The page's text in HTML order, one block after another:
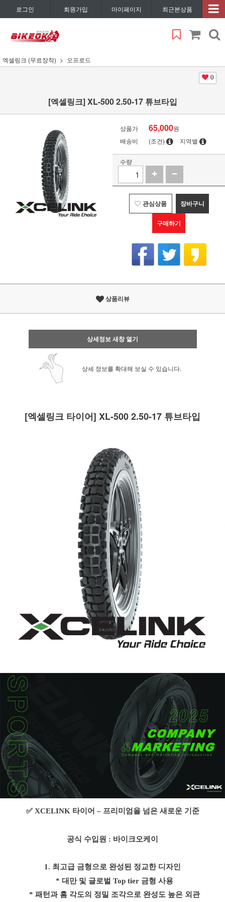
로그인 회원가입 마이페이지 최근본상품
엑셀링크 (무료장착) 오프로드
0
[엑셀링크] XL-500 2.50-17 튜브타입
상품가 65,000원
배송비
(조건) 지역별
수량
관심상품 장바구니
구매하기
상품리뷰
상세정보 새창 열기
상세 정보를 확대해 보실 수 있습니다.
[엑셀링크 타이어] XL-500 2.50-17 튜브타입
✅XCELINK 타이어 – 프리미엄을 넘은 새로운 기준
공식 수입원 : 바이크오케이
1. 최고급 금형으로 완성된 정교한 디자인
* 대만 및 글로벌 Top tier 금형 사용
* 패턴과 홈 각도의 정밀 조각으로 완성도 높은 외관